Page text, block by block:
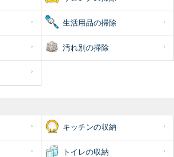
生活用品の掃除
汚れ別の掃除
キッチンの収納
トイレの収納